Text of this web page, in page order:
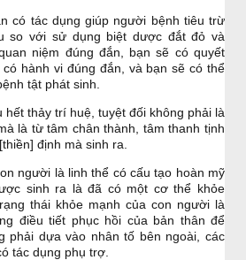
có tác dụng giúp người bệnh tiêu trừ
so với sử dụng biệt dược đắt đỏ và
niệm đúng đắn, bạn sẽ có quyết
hành vi đúng đắn, và bạn sẽ có thể
tật phát sinh.
thảy trí huệ, tuyệt đối không phải là
là từ tâm chân thành, tâm thanh tịnh
định mà sinh ra.
người là linh thể có cấu tạo hoàn mỹ
sinh ra là đã có một cơ thể khỏe
thái khỏe mạnh của con người là
điều tiết phục hồi của bản thân để
phải dựa vào nhân tố bên ngoài, các
tác dụng phụ trợ.